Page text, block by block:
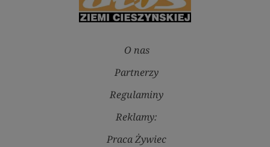
O nas
Partnerzy
Regulaminy
Reklamy:
Praca Żywiec